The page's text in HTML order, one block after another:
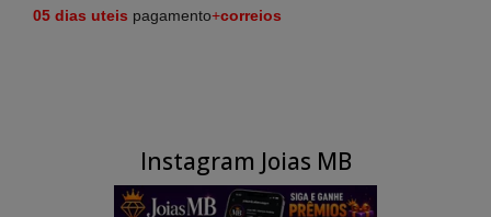
05 dias uteis pagamento+correios
Instagram Joias MB